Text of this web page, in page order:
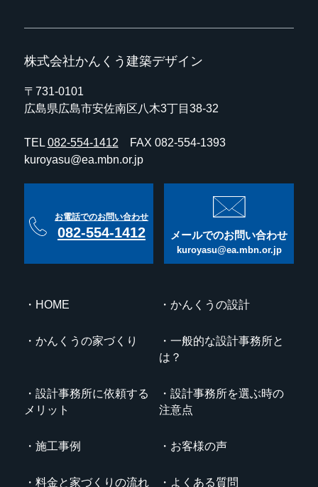
株式会社かんくう建築デザイン
〒731-0101
広島県広島市安佐南区八木3丁目38-32
TEL 082-554-1412 FAX 082-554-1393
kuroyasu@ea.mbn.or.jp
お電話でのお問い合わせ
082-554-1412 メールでのお問い合わせ
kuroyasu@ea.mbn.or.jp
HOME かんくうの設計
かんくうの家づくり
一般的な設計事務所と
は？
設計事務所に依頼する
メリット
設計事務所を選ぶ時の
注意点
施工事例 お客様の声
料金と家づくりの流れ よくある質問